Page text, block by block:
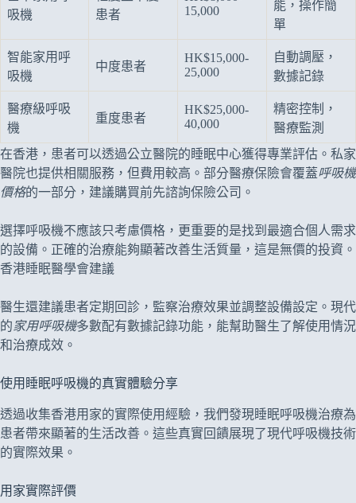
吸機
患者
15,000
能，操作簡
單
智能家用呼
吸機
中度患者
HK$15,000-
25,000
自動調壓，
數據記錄
醫療級呼吸
機
重度患者
HK$25,000-
40,000
精密控制，
醫療監測
在香港，患者可以透過公立醫院的睡眠中心獲得專業評估。私家
醫院也提供相關服務，但費用較高。部分醫療保險會覆蓋呼吸機
價格的一部分，建議購買前先諮詢保險公司。
選擇呼吸機不應該只考慮價格，更重要的是找到最適合個人需求
的設備。正確的治療能夠顯著改善生活質量，這是無價的投資。
香港睡眠醫學會建議
醫生還建議患者定期回診，監察治療效果並調整設備設定。現代
的家用呼吸機多數配有數據記錄功能，能幫助醫生了解使用情況
和治療成效。
使用睡眠呼吸機的真實體驗分享
透過收集香港用家的實際使用經驗，我們發現睡眠呼吸機治療為
患者帶來顯著的生活改善。這些真實回饋展現了現代呼吸機技術
的實際效果。
用家實際評價